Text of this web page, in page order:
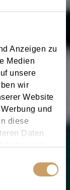
Anzeigen zu
Medien
unsere
wir
Website
und
diese
Daten
haben oder